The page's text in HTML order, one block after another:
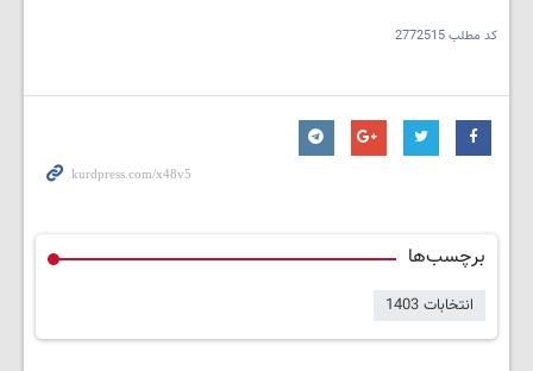
کد مطلب2772515
برچسب‌ها
انتخابات 1403